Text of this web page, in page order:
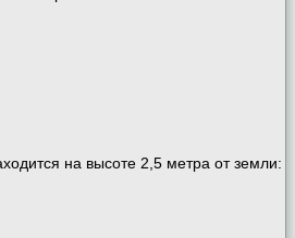
на высоте 2,5 метра от земли: